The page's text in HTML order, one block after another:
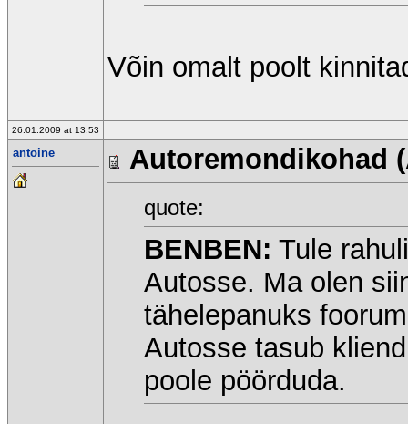
Võin omalt poolt
26.01.2009 at 13:53
antoine Autoremondikohad
quote:
BENBEN: Tule
Autosse. Ma olen
tähelepanuks
Autosse tasub
poole pöörduda.